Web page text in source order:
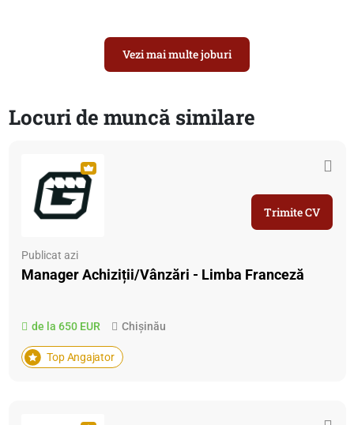
Vezi mai multe joburi
Locuri de muncă similare
Publicat azi
Manager Achiziții/Vânzări - Limba Franceză
de la 650 EUR Chișinău
Top Angajator
Trimite CV